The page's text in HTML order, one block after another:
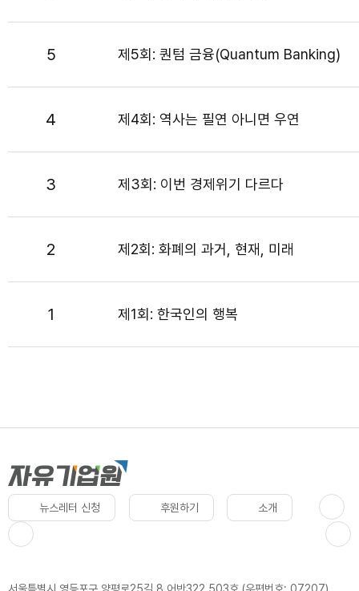
5 제5회: 퀀텀 금융(Quantum Banking)
4 제4회: 역사는 필연 아니면 우연
3 제3회: 이번 경제위기 다르다
2 제2회: 화폐의 과거, 현재, 미래
1 제1회: 한국인의 행복
뉴스레터 신청 후원하기 소개